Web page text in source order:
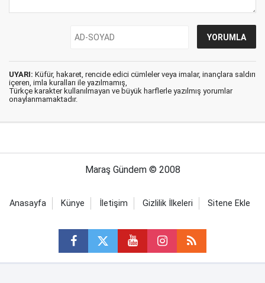
UYARI: Küfür, hakaret, rencide edici cümleler veya imalar, inançlara saldırı
içeren, imla kuralları ile yazılmamış,
Türkçe karakter kullanılmayan ve büyük harflerle yazılmış yorumlar
onaylanmamaktadır.
Maraş Gündem © 2008
Anasayfa Künye İletişim Gizlilik İlkeleri Sitene Ekle